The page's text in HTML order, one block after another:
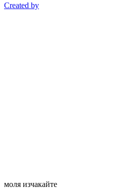
Created by
моля изчакайте